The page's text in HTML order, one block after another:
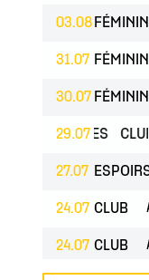
03.08
31.07
30.07
29.07CLUB
27.07
24.07 CLUB
24.07 CLUB